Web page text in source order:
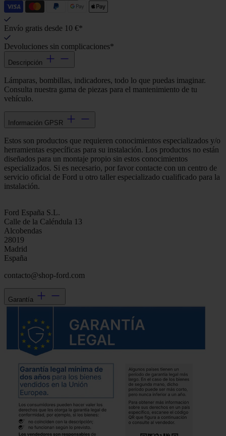
Envío gratis desde 10 €*
Devoluciones sin complicaciones*
Descripción
Lámparas, bombillas, indicadores, todo lo que puedas imaginar.
Consulta nuestra gama de piezas para el mantenimiento de tu
vehículo.
Información GPSR
Estos son productos que requieren conocimientos especializados y/o
herramientas específicas para su instalación. Los productos no están
diseñados para un montaje propio sin estos conocimientos
especializados. Si es necesario, por favor contacte con un centro de
servicio oficial de Ford u otro taller especializado cualificado para la
instalación.
Ford España S.L.
Calle de la Caléndula 13
Alcobendas
28019
Madrid
España
contacto@shop-ford.com
Garantía